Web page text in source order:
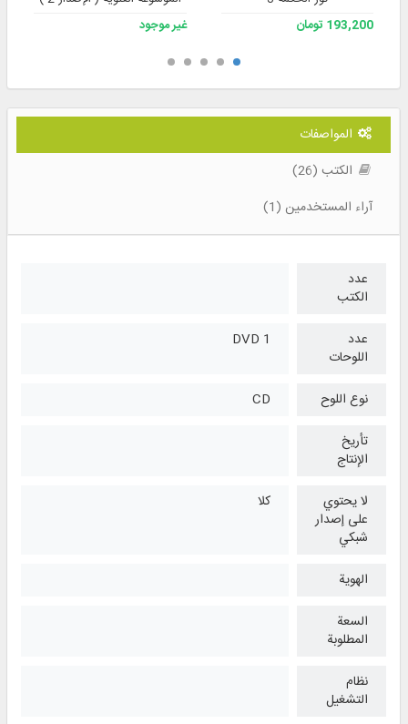
193,200 تومان
غير موجود
المواصفات
الكتب (26)
آراء المستخدمين (1)
عدد
الكتب
عدد
اللوحات
1 DVD
نوع اللوح
CD
تأريخ
الإنتاج
لا يحتوي
على إصدار
شبكي
كلا
الهوية
السعة
المطلوبة
نظام
التشغیل